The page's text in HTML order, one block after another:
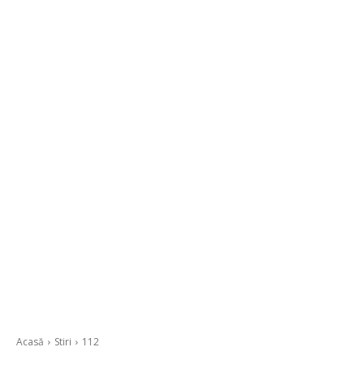
Acasă Stiri 112